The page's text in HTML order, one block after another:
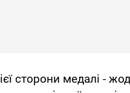
сторони медалі -